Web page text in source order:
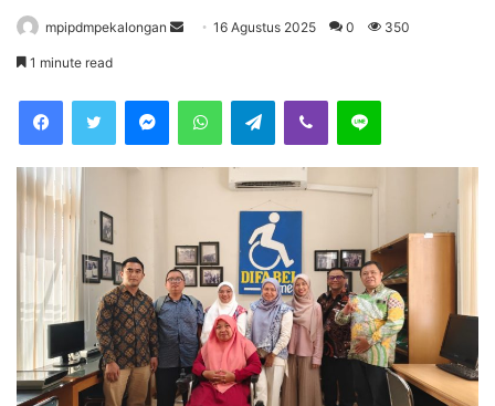
mpipdmpekalongan
i
l
16 Agustus 2025 0 350
1 minute read
Telegram